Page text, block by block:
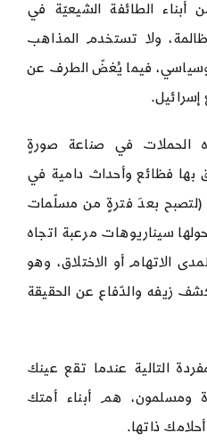
أبناء الطائفة الشيعيّة في
ولا تستخدم المذاهب
فيما يُغضّ الطرف عن
إسرائيل.
الحملات في صناعة صورةٍ
بها فظائع وأحداث دامية في
(لتصبح بعدَ فترةٍ من مسلّمات
سيناريوهات مرعبة اتجاه
الاتهام أو الاختلاق، وهو
زيفه والدّفاع عن الحقيقة
التالية عندما تقع عينك
ومسلمون، هم أبناء أمتك
ذاتها.